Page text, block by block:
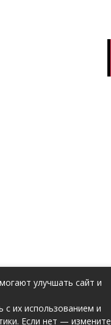
улучшать сайт и
их использованием и
Если нет — измените